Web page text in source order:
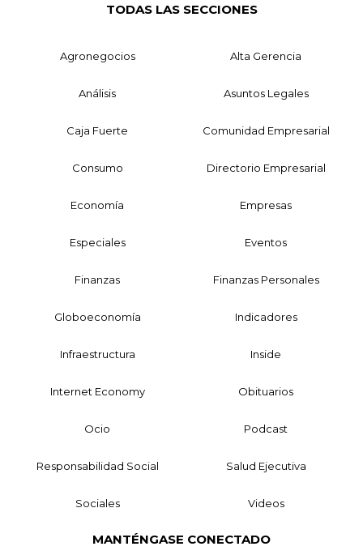
TODAS LAS SECCIONES
Agronegocios Alta Gerencia
Análisis Asuntos Legales
Caja Fuerte Comunidad Empresarial
Consumo Directorio Empresarial
Economía Empresas
Especiales Eventos
Finanzas Finanzas Personales
Globoeconomía Indicadores
Infraestructura Inside
Internet Economy Obituarios
Ocio Podcast
Responsabilidad Social Salud Ejecutiva
Sociales Videos
MANTÉNGASE CONECTADO